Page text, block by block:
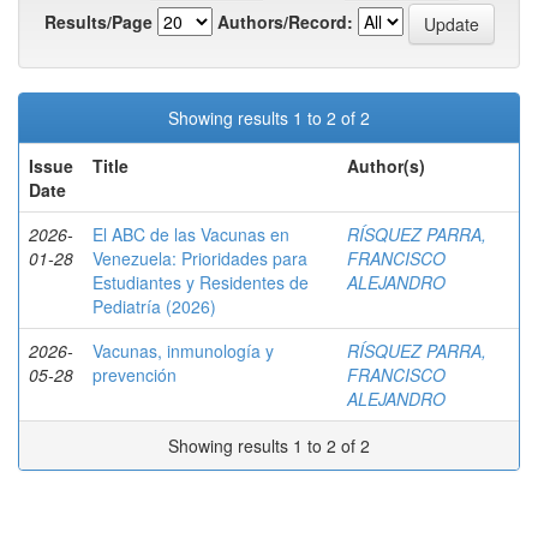
Results/Page
Authors/Record:
Showing results 1 to 2 of 2
Issue
Date
Title Author(s)
2026-
01-28
El ABC de las Vacunas en
Venezuela: Prioridades para
Estudiantes y Residentes de
Pediatría (2026)
RÍSQUEZ PARRA,
FRANCISCO
ALEJANDRO
2026-
05-28
Vacunas, inmunología y
prevención
RÍSQUEZ PARRA,
FRANCISCO
ALEJANDRO
Showing results 1 to 2 of 2